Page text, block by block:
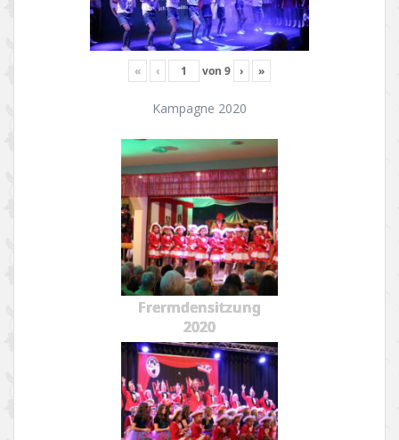
« ‹ von 9 › »
Kampagne 2020
Frermdensitzung
2020